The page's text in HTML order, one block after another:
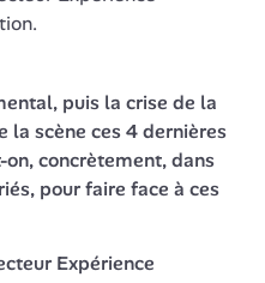
puis la crise de la
la scène ces 4 dernières
concrètement, dans
pour faire face à ces
Expérience